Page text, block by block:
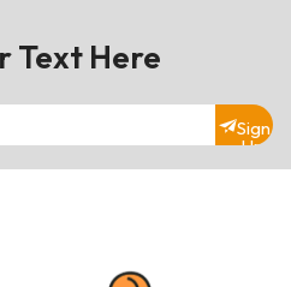
Text Here
Sign
Up